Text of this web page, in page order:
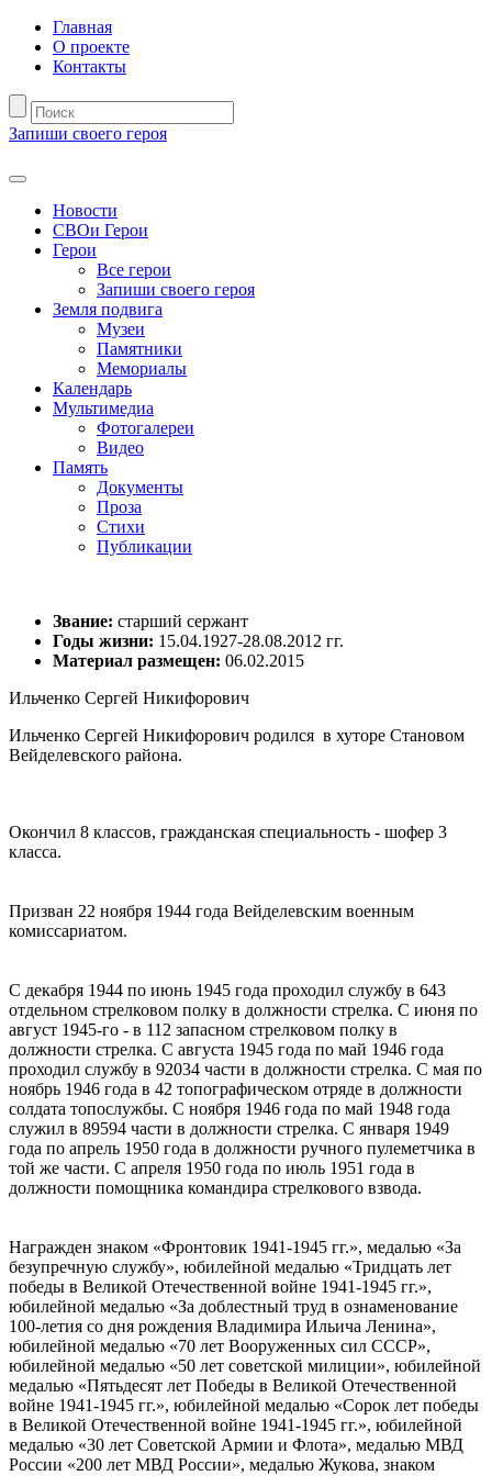
Главная
О проекте
Контакты
Запиши своего героя
Новости
СВОи Герои
Герои
Все герои
Запиши своего героя
Земля подвига
Музеи
Памятники
Мемориалы
Календарь
Мультимедиа
Фотогалереи
Видео
Память
Документы
Проза
Стихи
Публикации
Звание: старший сержант
Годы жизни: 15.04.1927-28.08.2012 гг.
Материал размещен: 06.02.2015
Ильченко Сергей Никифорович
Ильченко Сергей Никифорович родился в хуторе Становом
Вейделевского района.
Окончил 8 классов, гражданская специальность - шофер 3
класса.
Призван 22 ноября 1944 года Вейделевским военным
комиссариатом.
С декабря 1944 по июнь 1945 года проходил службу в 643
отдельном стрелковом полку в должности стрелка. С июня по
август 1945-го - в 112 запасном стрелковом полку в
должности стрелка. С августа 1945 года по май 1946 года
проходил службу в 92034 части в должности стрелка. С мая по
ноябрь 1946 года в 42 топографическом отряде в должности
солдата топослужбы. С ноября 1946 года по май 1948 года
служил в 89594 части в должности стрелка. С января 1949
года по апрель 1950 года в должности ручного пулеметчика в
той же части. С апреля 1950 года по июль 1951 года в
должности помощника командира стрелкового взвода.
Награжден знаком «Фронтовик 1941-1945 гг.», медалью «За
безупречную службу», юбилейной медалью «Тридцать лет
победы в Великой Отечественной войне 1941-1945 гг.»,
юбилейной медалью «За доблестный труд в ознаменование
100-летия со дня рождения Владимира Ильича Ленина»,
юбилейной медалью «70 лет Вооруженных сил СССР»,
юбилейной медалью «50 лет советской милиции», юбилейной
медалью «Пятьдесят лет Победы в Великой Отечественной
войне 1941-1945 гг.», юбилейной медалью «Сорок лет победы
в Великой Отечественной войне 1941-1945 гг.», юбилейной
медалью «30 лет Советской Армии и Флота», медалью МВД
России «200 лет МВД России», медалью Жукова, знаком